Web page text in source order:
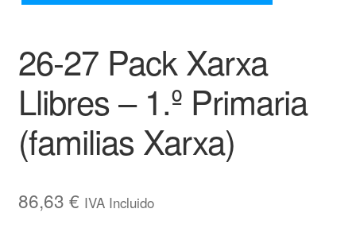
26-27 Pack Xarxa
Llibres – 1.º Primaria
(familias Xarxa)
86,63 € IVA Incluido